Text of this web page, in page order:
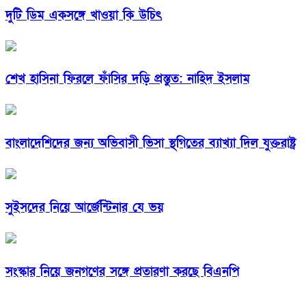
দুটি ডিম একসঙ্গে খাওয়া কি উচিৎ
শেখ হাসিনা ফিরলে ফাঁসির দড়ি প্রস্তুত: নাহিদ ইসলাম
বাংলাদেশিদের জন্য অভিবাসী ভিসা স্থগিতের ব্যাখ্যা দিল যুক্তরাষ্ট্র
সুইসদের নিয়ে আর্জেন্টিনার যে ভয়
সংস্কার নিয়ে জনগণের সঙ্গে প্রতারণা করছে বিএনপি